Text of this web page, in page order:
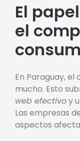
El
el
En Paraguay,
mucho. Esto
web efectivoy
Las empresas
aspectos